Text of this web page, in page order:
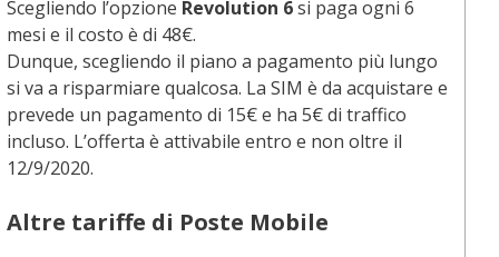
Scegliendo l’opzione Revolution 6si paga ogni 6
mesi e il costo è di 48€.
Dunque, scegliendo il piano a pagamento più lungo
si va a risparmiare qualcosa. La SIM è da acquistare e
prevede un pagamento di 15€ e ha 5€ di traffico
incluso. L’offerta è attivabile entro e non oltre il
12/9/2020.
Altre tariffe di Poste Mobile